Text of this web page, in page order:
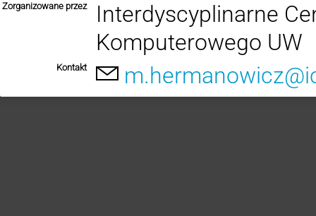
Zorganizowane przez
Interdyscyplinarne
Komputerowego UW
Kontakt